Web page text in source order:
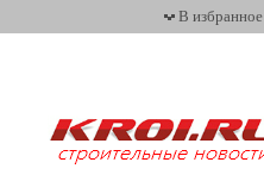
В избранное